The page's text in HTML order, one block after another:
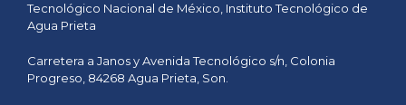
Tecnológico Nacional de México, Instituto Tecnológico de
Agua Prieta
Carretera a Janos y Avenida Tecnológico s/n, Colonia
Progreso, 84268 Agua Prieta, Son.